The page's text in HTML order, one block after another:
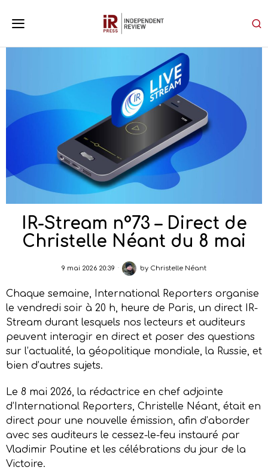
IR-Stream n°73 – Direct de
Christelle Néant du 8 mai
9 mai 2026 20:39 by Christelle Néant
Chaque semaine, International Reporters organise
le vendredi soir à 20 h, heure de Paris, un direct IR-
Stream durant lesquels nos lecteurs et auditeurs
peuvent interagir en direct et poser des questions
sur l’actualité, la géopolitique mondiale, la Russie, et
bien d’autres sujets.
Le 8 mai 2026, la rédactrice en chef adjointe
d’International Reporters, Christelle Néant, était en
direct pour une nouvelle émission, afin d’aborder
avec ses auditeurs le cessez-le-feu instauré par
Vladimir Poutine et les célébrations du jour de la
Victoire.